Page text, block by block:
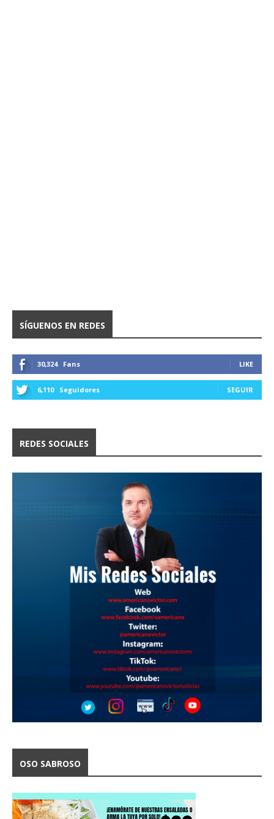
SÍGUENOS EN REDES
30,324 Fans LIKE
6,110 Seguidores SEGUIR
REDES SOCIALES
OSO SABROSO